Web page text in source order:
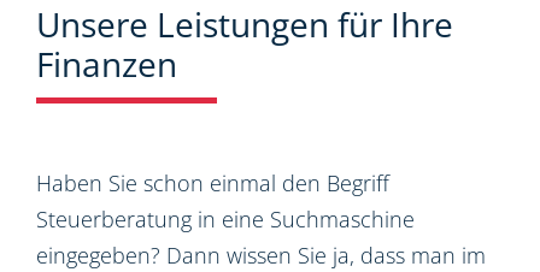
Unsere Leistungen für Ihre
Finanzen
Haben Sie schon einmal den Begriff
Steuerberatung in eine Suchmaschine
eingegeben? Dann wissen Sie ja, dass man im